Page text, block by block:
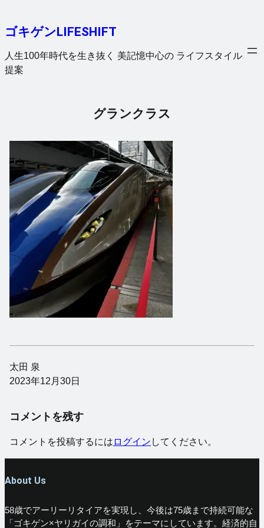
を
ス
キ
ゴキゲンLIFESHIFT
人生100年時代を生き抜く 美記憶中心の ライフスタイル
提案
グランクラス
太田 泉
2023年12月30日
コメントを残す
コメントを投稿するには ログイン してください。
About Us
58歳でアーリーリタイアを実現し、今後は75歳まで持続可能な
「ゴキゲン×ヤリガイの調和」をテーマにしています。経済的自